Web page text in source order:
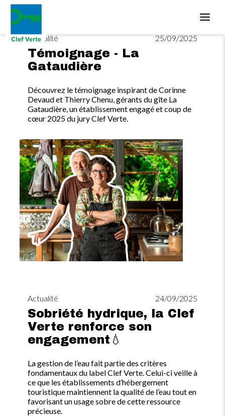
Actualité 25/09/2025
Témoignage - La
Gataudière
Découvrez le témoignage inspirant de Corinne
Devaud et Thierry Chenu, gérants du gîte La
Gataudière, un établissement engagé et coup de
cœur 2025 du jury Clef Verte.
Image
Actualité 24/09/2025
Sobriété hydrique, la Clef
Verte renforce son
engagement💧
La gestion de l’eau fait partie des critères
fondamentaux du label Clef Verte. Celui-ci veille à
ce que les établissements d’hébergement
touristique maintiennent la qualité de l’eau tout en
favorisant un usage sobre de cette ressource
précieuse.